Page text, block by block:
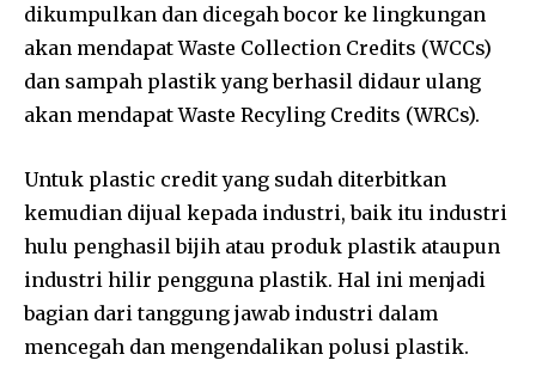
dikumpulkan dan dicegah bocor ke lingkungan
akan mendapat Waste Collection Credits (WCCs)
dan sampah plastik yang berhasil didaur ulang
akan mendapat Waste Recyling Credits (WRCs).
Untuk plastic credit yang sudah diterbitkan
kemudian dijual kepada industri, baik itu industri
hulu penghasil bijih atau produk plastik ataupun
industri hilir pengguna plastik. Hal ini menjadi
bagian dari tanggung jawab industri dalam
mencegah dan mengendalikan polusi plastik.